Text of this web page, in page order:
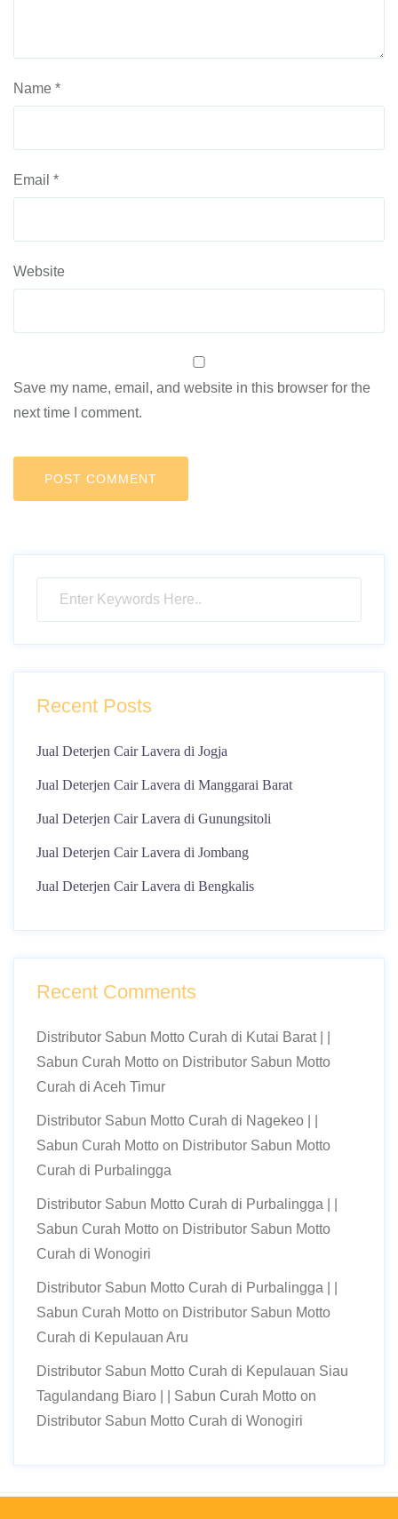
Name *
Email *
Website
Save my name, email, and website in this browser for the
next time I comment.
Recent Posts
Jual Deterjen Cair Lavera di Jogja
Jual Deterjen Cair Lavera di Manggarai Barat
Jual Deterjen Cair Lavera di Gunungsitoli
Jual Deterjen Cair Lavera di Jombang
Jual Deterjen Cair Lavera di Bengkalis
Recent Comments
Distributor Sabun Motto Curah di Kutai Barat | |
Sabun Curah Motto on Distributor Sabun Motto
Curah di Aceh Timur
Distributor Sabun Motto Curah di Nagekeo | |
Sabun Curah Motto on Distributor Sabun Motto
Curah di Purbalingga
Distributor Sabun Motto Curah di Purbalingga | |
Sabun Curah Motto on Distributor Sabun Motto
Curah di Wonogiri
Distributor Sabun Motto Curah di Purbalingga | |
Sabun Curah Motto on Distributor Sabun Motto
Curah di Kepulauan Aru
Distributor Sabun Motto Curah di Kepulauan Siau
Tagulandang Biaro | | Sabun Curah Motto on
Distributor Sabun Motto Curah di Wonogiri